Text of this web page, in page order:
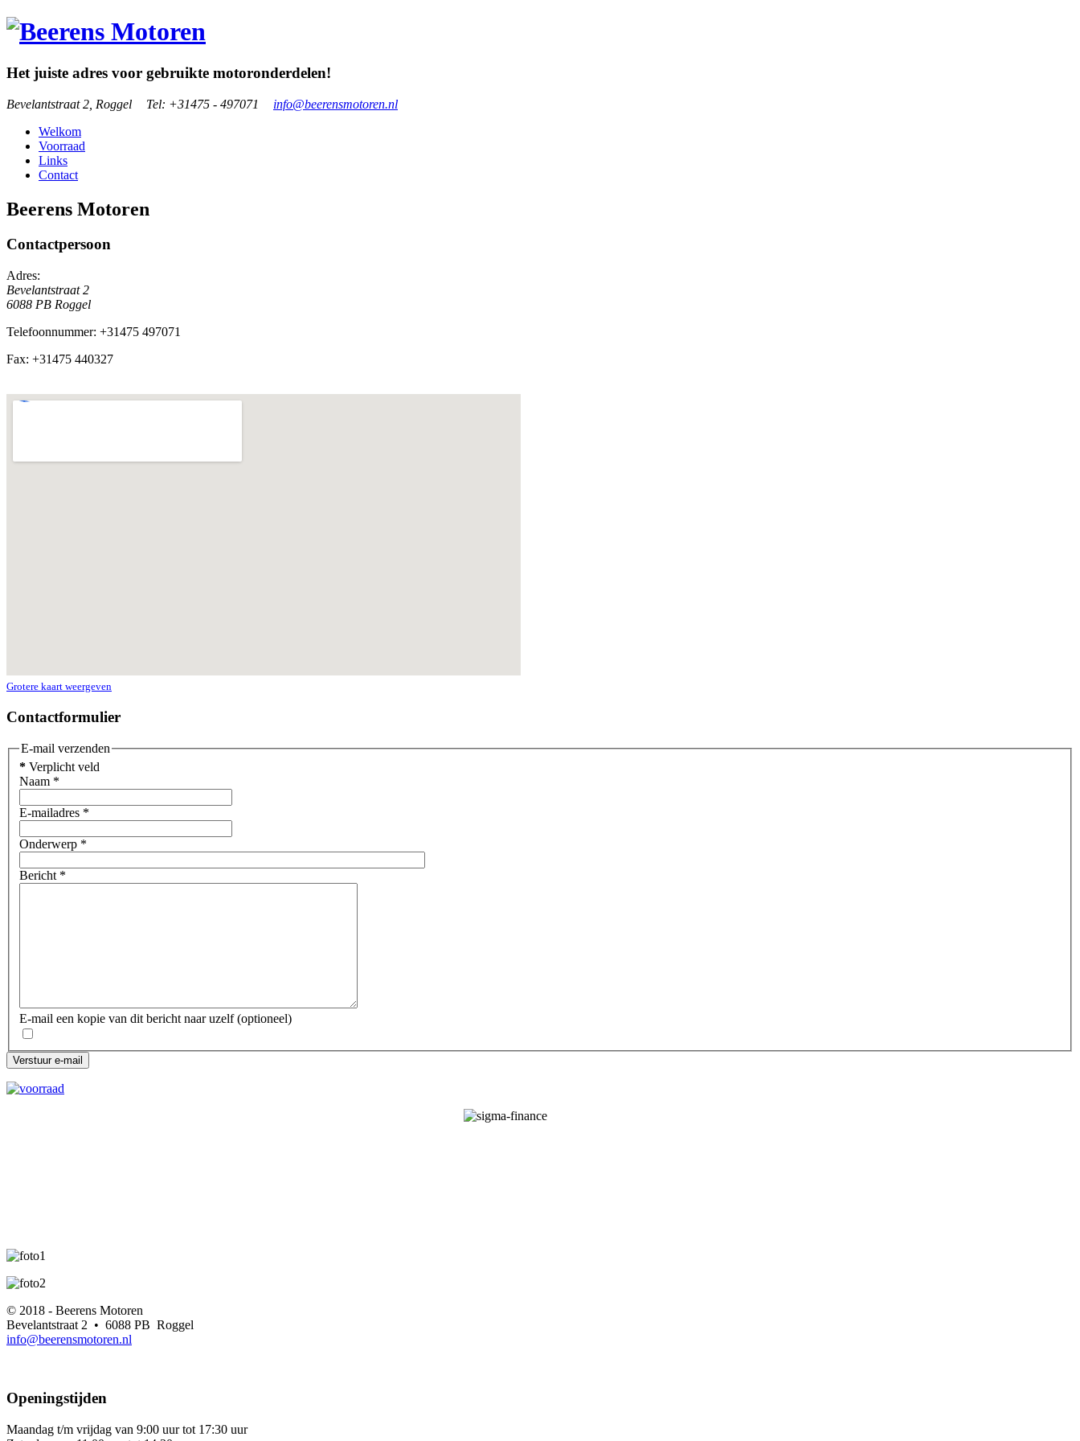
Het juiste adres voor gebruikte motoronderdelen!
Bevelantstraat 2, Roggel Tel: +31475 - 497071
info@beerensmotoren.nl
Welkom
Voorraad
Links
Contact
Beerens Motoren
Contactpersoon
Adres:
Bevelantstraat 2
6088 PB Roggel
Telefoonnummer: +31475 497071
Fax: +31475 440327
Grotere kaart weergeven
Contactformulier
E-mail verzenden
* Verplicht veld
Naam *
E-mailadres *
Onderwerp *
Bericht *
E-mail een kopie van dit bericht naar uzelf (optioneel)
Verstuur e-mail
© 2018 - Beerens Motoren
Bevelantstraat 2 • 6088 PB Roggel
info@beerensmotoren.nl
Openingstijden
Maandag t/m vrijdag van 9:00 uur tot 17:30 uur